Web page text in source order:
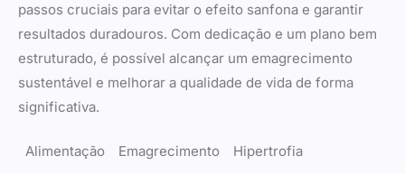
passos cruciais para evitar o efeito sanfona e garantir
resultados duradouros. Com dedicação e um plano bem
estruturado, é possível alcançar um emagrecimento
sustentável e melhorar a qualidade de vida de forma
significativa.
Alimentação Emagrecimento Hipertrofia